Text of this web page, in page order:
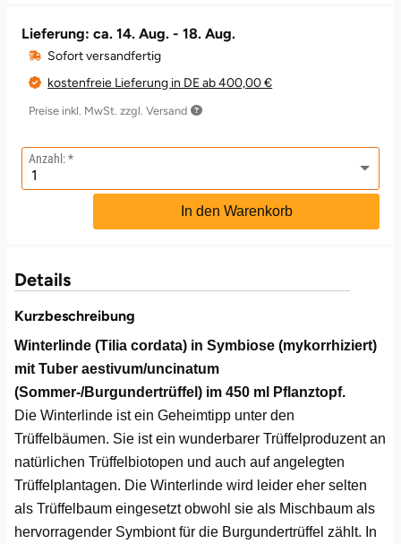
Lieferung: ca. 14. Aug. - 18. Aug.
Sofort versandfertig
kostenfreie Lieferung in DE ab 400,00 €
Preise inkl. MwSt. zzgl. Versand
Anzahl:
In den Warenkorb
Details
Kurzbeschreibung
Winterlinde (Tilia cordata) in Symbiose (mykorrhiziert)
mit Tuber aestivum/uncinatum
(Sommer-/Burgundertrüffel) im 450 ml Pflanztopf.
Die Winterlinde ist ein Geheimtipp unter den
Trüffelbäumen. Sie ist ein wunderbarer Trüffelproduzent an
natürlichen Trüffelbiotopen und auch auf angelegten
Trüffelplantagen. Die Winterlinde wird leider eher selten
als Trüffelbaum eingesetzt obwohl sie als Mischbaum als
hervorragender Symbiont für die Burgundertrüffel zählt. In
Leipzig
Mannheim
München
Zwickau
Schwäbische Alb
Bitterfeld
Blieskastel
Bonn
Braunschweig
Bremen
Bremervörde
Bruchköbel
Bruchsal
Burghausen
Oberhausen, Nordrhein-Westfalen
Rostock
Schweinfurt (Bayern)
Freiburg
Gotha
Hannover
Meißen
Mengen
München
Münster
Nürnberg
Oberlausitz
Leipzig
Masserberg
Merseburg
Querfurt
Römhild
Saalfeld
Sangerhausen
Sonneberg
Suhl
Mühlhausen
Nürnberg
Siebeldingen bei Ludwigshafen am Rhein
Zwickau
Freundin
Mama
Schwester
Schwester
Tante